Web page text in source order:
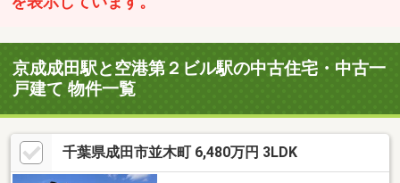
京成成田駅と空港第２ビル駅の中古住宅・中古一
戸建て 物件一覧
千葉県成田市並木町 6,480万円 3LDK